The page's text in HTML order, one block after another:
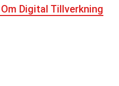
Digital Tillverkning